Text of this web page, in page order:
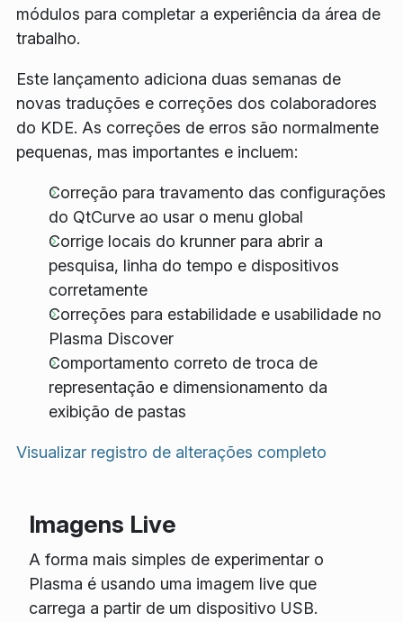
módulos para completar a experiência da área de
trabalho.
Este lançamento adiciona duas semanas de
novas traduções e correções dos colaboradores
do KDE. As correções de erros são normalmente
pequenas, mas importantes e incluem:
Correção para travamento das configurações
do QtCurve ao usar o menu global
Corrige locais do krunner para abrir a
pesquisa, linha do tempo e dispositivos
corretamente
Correções para estabilidade e usabilidade no
Plasma Discover
Comportamento correto de troca de
representação e dimensionamento da
exibição de pastas
Visualizar registro de alterações completo
Imagens Live
A forma mais simples de experimentar o
Plasma é usando uma imagem live que
carrega a partir de um dispositivo USB.